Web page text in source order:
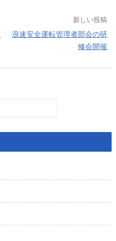
新しい投稿
浪速安全運転管理者部会の研
修会開催